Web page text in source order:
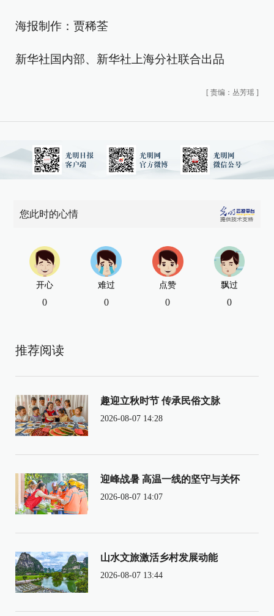
海报制作：贾稀荃
新华社国内部、新华社上海分社联合出品
[ 责编：丛芳瑶 ]
您此时的心情
开心
0
难过
0
点赞
0
飘过
0
推荐阅读
趣迎立秋时节 传承民俗文脉
2026-08-07 14:28
迎峰战暑 高温一线的坚守与关怀
2026-08-07 14:07
山水文旅激活乡村发展动能
2026-08-07 13:44